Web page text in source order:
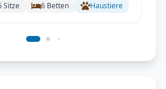
Sitze 6 Betten Haustiere